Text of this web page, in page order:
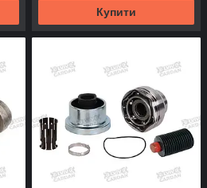
Купити